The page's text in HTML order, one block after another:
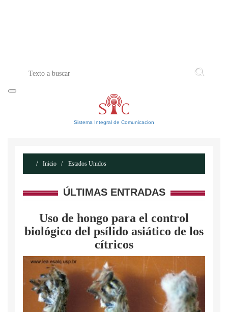
Sistema Integral de Comunicacion
Inicio Estados Unidos
ÚLTIMAS ENTRADAS
Uso de hongo para el control
biológico del psílido asiático de los
cítricos